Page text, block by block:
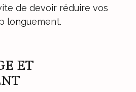
de devoir réduire vos
longuement.
ET